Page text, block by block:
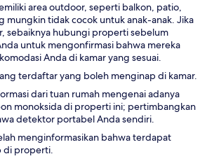
area outdoor, seperti balkon, patio,
mungkin tidak cocok untuk anak-anak. Jika
sebaiknya hubungi properti sebelum
untuk mengonfirmasi bahwa mereka
Anda di kamar yang sesuai.
terdaftar yang boleh menginap di kamar.
dari tuan rumah mengenai adanya
monoksida di properti ini; pertimbangkan
detektor portabel Anda sendiri.
menginformasikan bahwa terdapat
di properti.